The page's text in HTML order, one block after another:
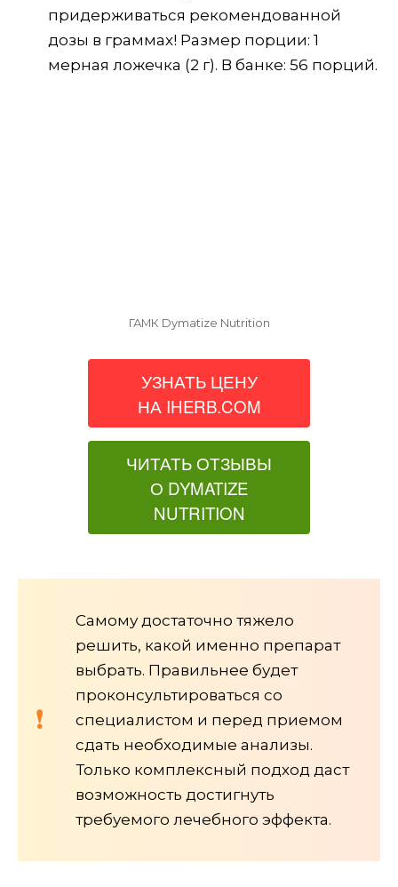
придерживаться рекомендованной
дозы в граммах! Размер порции: 1
мерная ложечка (2 г). В банке: 56 порций.
ГАМК Dymatize Nutrition
УЗНАТЬ ЦЕНУ
НА IHERB.COM
ЧИТАТЬ ОТЗЫВЫ
О DYMATIZE
NUTRITION
Самому достаточно тяжело
решить, какой именно препарат
выбрать. Правильнее будет
проконсультироваться со
специалистом и перед приемом
сдать необходимые анализы.
Только комплексный подход даст
возможность достигнуть
требуемого лечебного эффекта.